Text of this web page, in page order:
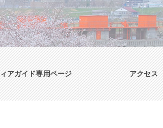
アガイド専用ページ アクセス